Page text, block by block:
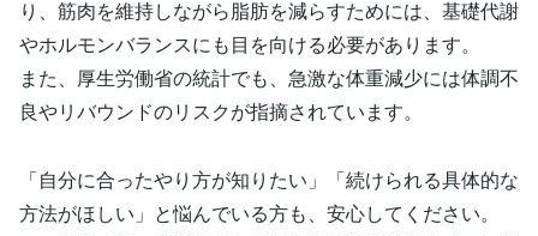
り、筋肉を維持しながら脂肪を減らすためには、基礎代謝
やホルモンバランスにも目を向ける必要があります。
また、厚生労働省の統計でも、急激な体重減少には体調不
良やリバウンドのリスクが指摘されています。
「自分に合ったやり方が知りたい」「続けられる具体的な
方法がほしい」と悩んでいる方も、安心してください。